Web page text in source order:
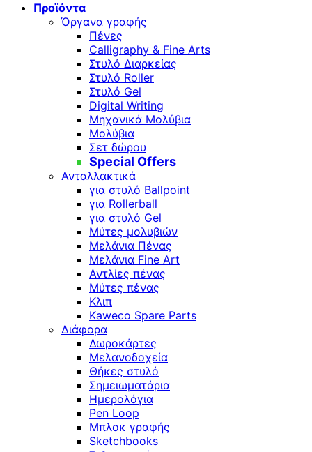
Προϊόντα
Όργανα γραφής
Πένες
Calligraphy & Fine Arts
Στυλό Διαρκείας
Στυλό Roller
Στυλό Gel
Digital Writing
Μηχανικά Μολύβια
Μολύβια
Σετ δώρου
Special Offers
Ανταλλακτικά
για στυλό Ballpoint
για Rollerball
για στυλό Gel
Μύτες μολυβιών
Μελάνια Πένας
Μελάνια Fine Art
Αντλίες πένας
Μύτες πένας
Κλιπ
Kaweco Spare Parts
Διάφορα
Δωροκάρτες
Μελανοδοχεία
Θήκες στυλό
Σημειωματάρια
Ημερολόγια
Pen Loop
Μπλοκ γραφής
Sketchbooks